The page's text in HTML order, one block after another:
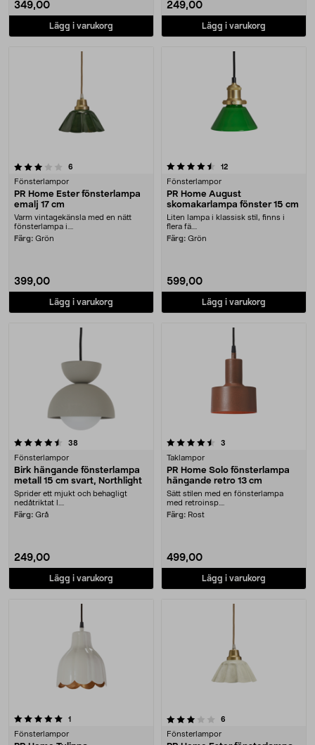
349,00
Lägg i varukorg
249,00
Lägg i varukorg
6
Fönsterlampor
PR Home Ester fönsterlampa
emalj 17 cm
Varm vintagekänsla med en nätt
fönsterlampa i....
Färg: Grön
399,00
Lägg i varukorg
4.5 av 5 stjärnor 12recensioner
Fönsterlampor
PR Home August
skomakarlampa fönster 15 cm
Liten lampa i klassisk stil, finns i
flera fä....
Färg: Grön
599,00
Lägg i varukorg
38
Fönsterlampor
Birk hängande fönsterlampa
metall 15 cm svart, Northlight
Sprider ett mjukt och behagligt
nedåtriktat l....
Färg: Grå
249,00
Lägg i varukorg
4.5 av 5 stjärnor 3
Taklampor
PR Home Solo fönsterlampa
hängande retro 13 cm
Sätt stilen med en fönsterlampa
med retroinsp....
Färg: Rost
499,00
Lägg i varukorg
1
Fönsterlampor
3.5 av 5 stjärnor 6
Fönsterlampor